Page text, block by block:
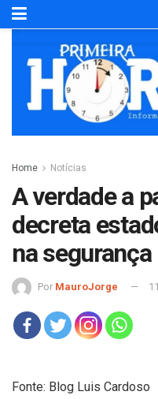
Home Notícias
A verdade a
decreta
na
Por MauroJorge
Fonte: Blog Luis Cardoso